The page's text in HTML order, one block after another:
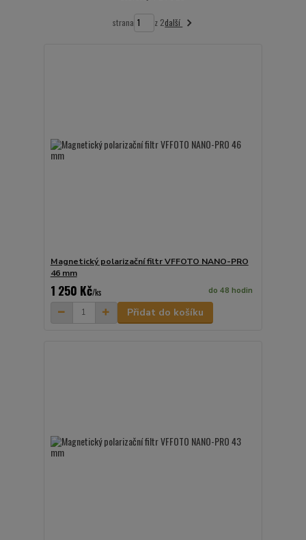
strana z 2další
Magnetický polarizační filtr VFFOTO NANO-PRO
46 mm
1 250 Kč/ks do 48 hodin
Přidat do košíku